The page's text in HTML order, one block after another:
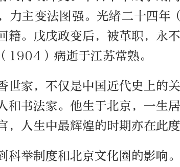
力主变法图强。光绪二十四年
籍。戊戌政变后，被革职，永
1904）病逝于江苏常熟。
世家，不仅是中国近代史上的
和书法家。他生于北京，一生
，人生中最辉煌的时期亦在此度
科举制度和北京文化圈的影响